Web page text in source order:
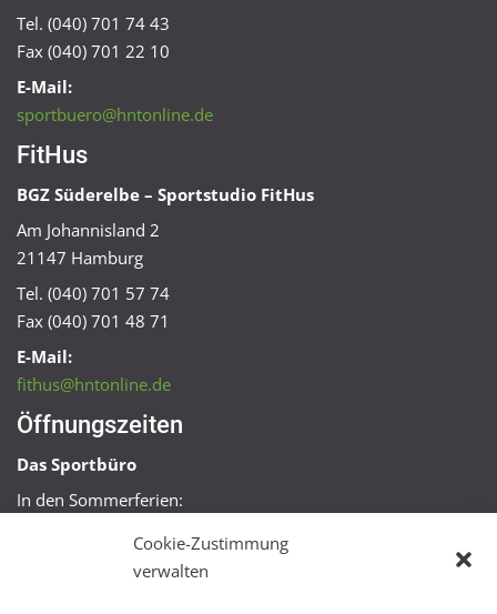
Cookie-Zustimmung
verwalten
Tel. (040) 701 74 43
Fax (040) 701 22 10
E-Mail:
sportbuero@hntonline.de
FitHus
BGZ Süderelbe – Sportstudio FitHus
Am Johannisland 2
21147 Hamburg
Tel. (040) 701 57 74
Fax (040) 701 48 71
E-Mail:
fithus@hntonline.de
Öffnungszeiten
Das Sportbüro
In den Sommerferien:
Mo + Mi 16:00 – 18:00 Uhr